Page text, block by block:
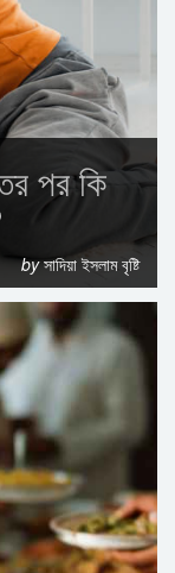
পর কি
byসাদিয়া ইসলাম বৃষ্টি